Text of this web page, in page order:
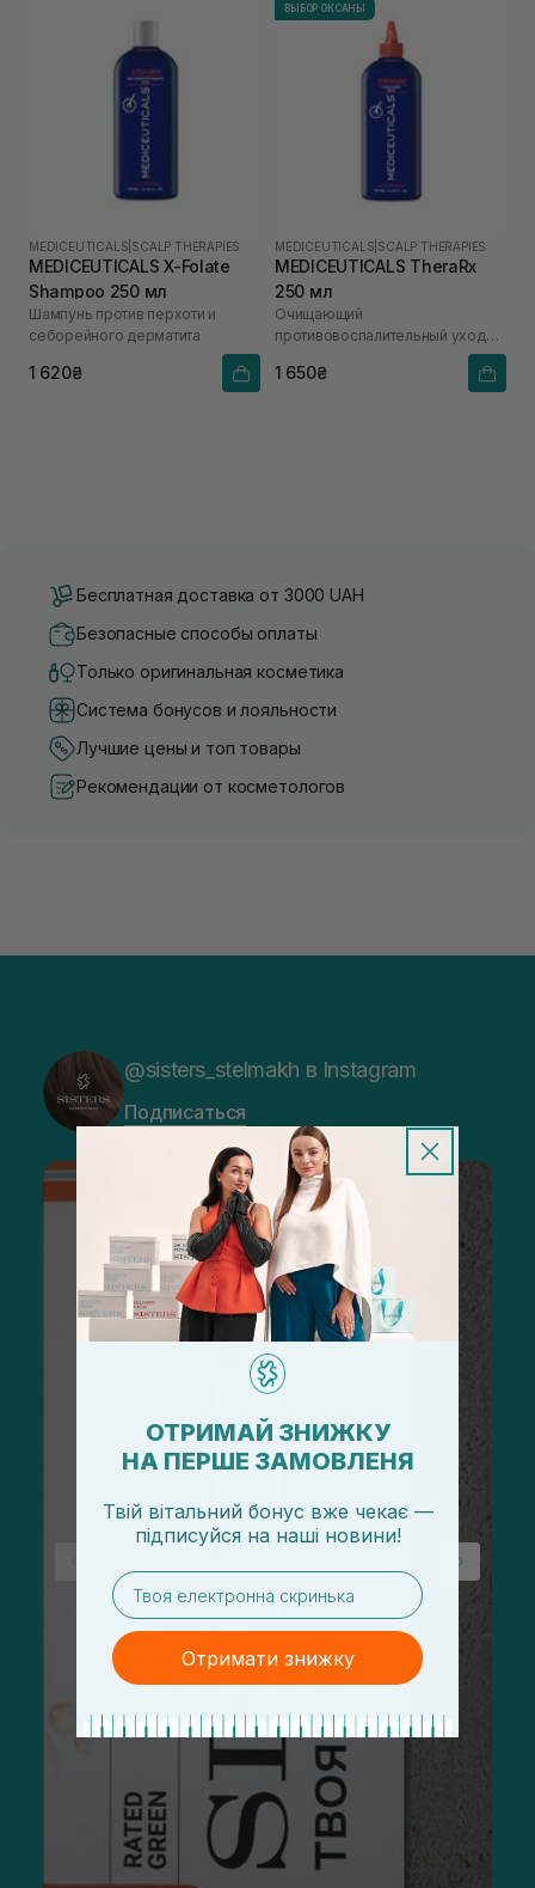
MEDICEUTICALS SCALP THERAPIES
MEDICEUTICALS X-Folate
Shampoo 250 мл
Шампунь против перхоти и
себорейного дерматита
1 620₴
ВЫБОР ОКСАНЫ
MEDICEUTICALS SCALP THERAPIES
MEDICEUTICALS TheraRx
250 мл
Очищающий
противовоспалительный уход
для кожи головы и кожи тела
1 650₴
Бесплатная доставка от 3000 UAH
Безопасные способы оплаты
Только оригинальная косметика
Система бонусов и лояльности
Лучшие цены и топ товары
Рекомендации от косметологов
@sisters_stelmakh в Instagram
Подписаться
ОТРИМАЙ ЗНИЖКУ
НА ПЕРШЕ ЗАМОВЛЕНЯ
Твій вітальний бонус вже чекає —
підписуйся на наші новини!
email
Отримати знижку